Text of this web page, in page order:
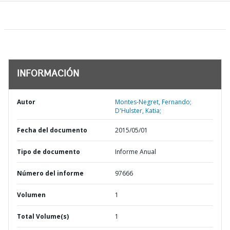
INFORMACIÓN
Autor
Montes-Negret, Fernando;
D'Hulster, Katia;
Fecha del documento 2015/05/01
Tipo de documento Informe Anual
Número del informe 97666
Volumen 1
Total Volume(s) 1